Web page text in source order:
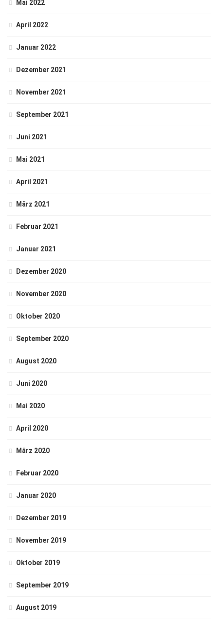
Mai 2022
April 2022
Januar 2022
Dezember 2021
November 2021
September 2021
Juni 2021
Mai 2021
April 2021
März 2021
Februar 2021
Januar 2021
Dezember 2020
November 2020
Oktober 2020
September 2020
August 2020
Juni 2020
Mai 2020
April 2020
März 2020
Februar 2020
Januar 2020
Dezember 2019
November 2019
Oktober 2019
September 2019
August 2019